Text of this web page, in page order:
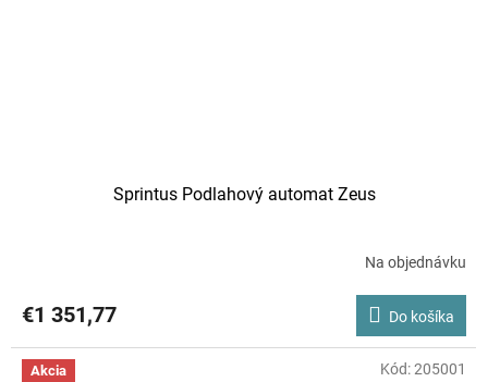
Sprintus Podlahový automat Zeus
Na objednávku
€1 351,77 Do košíka
Akcia Kód:205001